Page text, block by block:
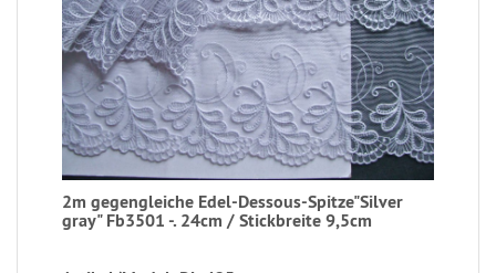
2m gegengleiche Edel-Dessous-Spitze"Silver
gray" Fb3501 -. 24cm / Stickbreite 9,5cm